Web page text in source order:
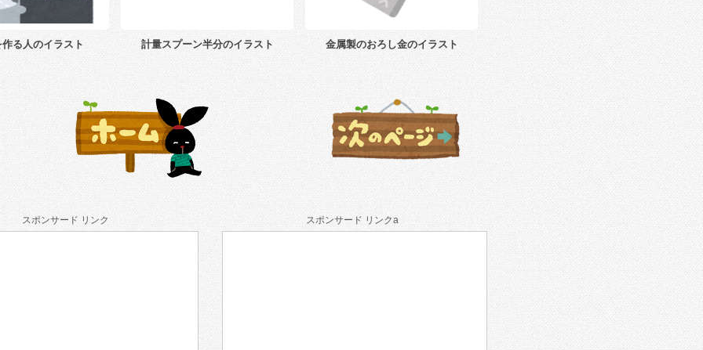
る人のイラスト 計量スプーン半分のイラスト 金属製のおろし金のイラスト
スポンサード リンク スポンサード リンクa